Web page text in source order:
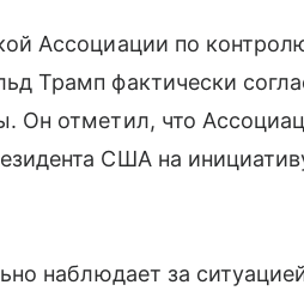
Ассоциации по
Трамп фактически
Он отметил, что
США на
наблюдает за